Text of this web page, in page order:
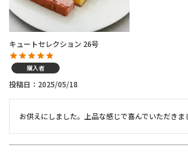
キュートセレクション 26号
購入者
投稿日 2025/05/18
お供えにしました。上品な感じで喜んでいただきま